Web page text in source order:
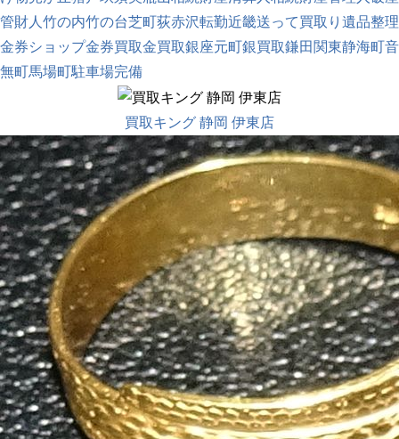
管財人 竹の内竹の台芝町荻赤沢転勤近畿送って買取り 遺品整理
金券ショップ金券買取金買取銀座元町銀買取鎌田 関東静海町音
無町馬場町駐車場完備
買取キング 静岡 伊東店